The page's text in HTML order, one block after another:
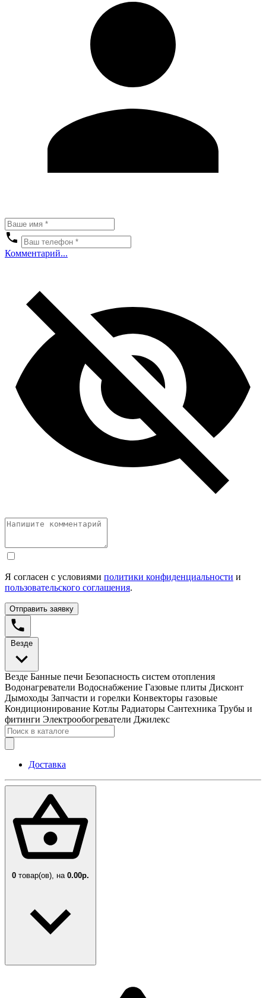
Комментарий...
Я согласен с условиями политики конфиденциальности и
пользовательского соглашения.
Отправить заявку
Везде
Везде Банные печи Безопасность систем отопления
Водонагреватели Водоснабжение Газовые плиты Дисконт
Дымоходы Запчасти и горелки Конвекторы газовые
Кондиционирование Котлы Радиаторы Сантехника Трубы и
фитинги Электрообогреватели Джилекс
Доставка
0 товар(ов), на 0.00р.